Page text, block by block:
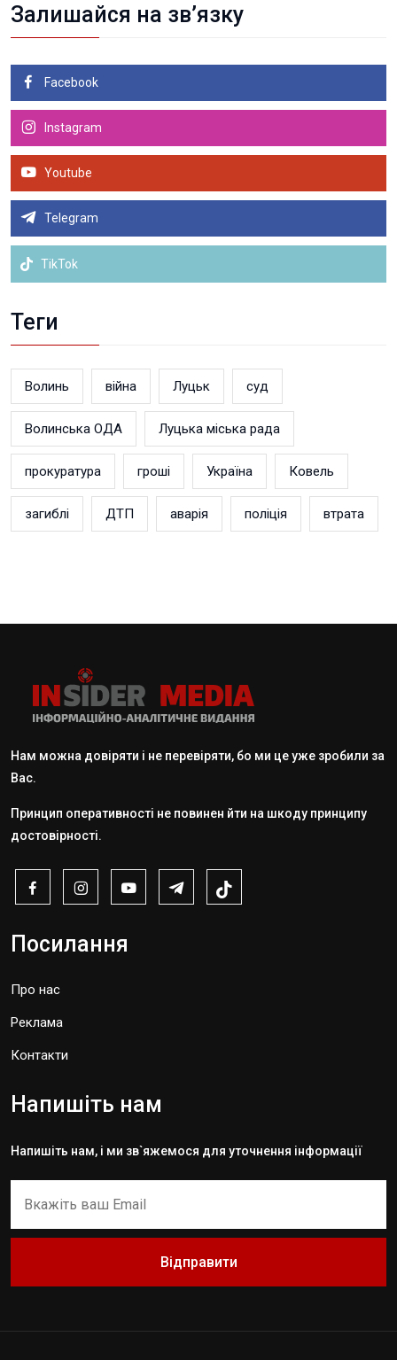
Залишайся на зв’язку
Facebook
Instagram
Youtube
Telegram
TikTok
Теги
Волинь війна Луцьк суд
Волинська ОДА Луцька міська рада
прокуратура гроші Україна Ковель
загиблі ДТП аварія поліція втрата
Нам можна довіряти і не перевіряти, бо ми це уже зробили за
Вас.
Принцип оперативності не повинен йти на шкоду принципу
достовірності.
Посилання
Про нас
Реклама
Контакти
Напишіть нам
Напишіть нам, і ми зв`яжемося для уточнення інформації
Відправити